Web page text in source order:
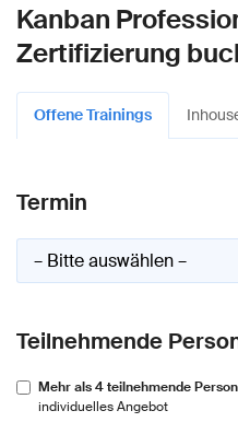
Kanban
Zertifizierung
Offene Trainings
Termin
Teilnehmende
Mehr als 4 teilnehmende
individuelles Angebot